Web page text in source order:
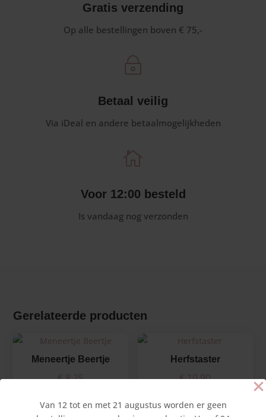
Van 12 tot en met 21 augustus worden er geen
Gratis verzending
Op alle bestellingen boven € 75,-
Betaal veilig
Via iDeal en andere betaalmogelijkheden
Voor 12:00 besteld
Is vandaag nog verzonden
Gerelateerde producten
Meneertje Beertje
€8,25
Herfstaster
€10,90